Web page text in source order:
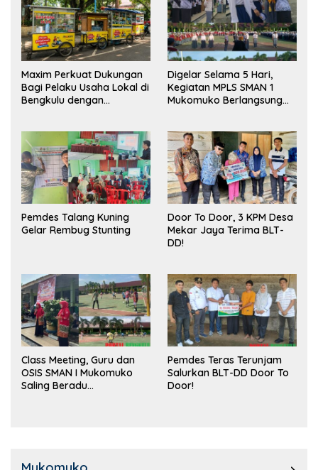
Maxim Perkuat Dukungan
Bagi Pelaku Usaha Lokal di
Bengkulu dengan
Pasar
Digelar Selama 5 Hari,
Kegiatan MPLS SMAN 1
Mukomuko Berlangsung
Pemdes Talang Kuning
Gelar Rembug Stunting
Door To Door, 3 KPM Desa
Mekar Jaya Terima BLT-
DD!
Class Meeting, Guru dan
OSIS SMAN I Mukomuko
Saling Beradu
Pemdes Teras Terunjam
Salurkan BLT-DD Door To
Door!